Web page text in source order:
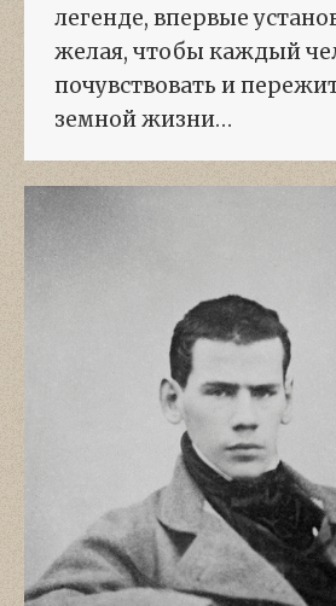
легенде, впервые
желая, чтобы каждый
почувствовать и
земной жизни…